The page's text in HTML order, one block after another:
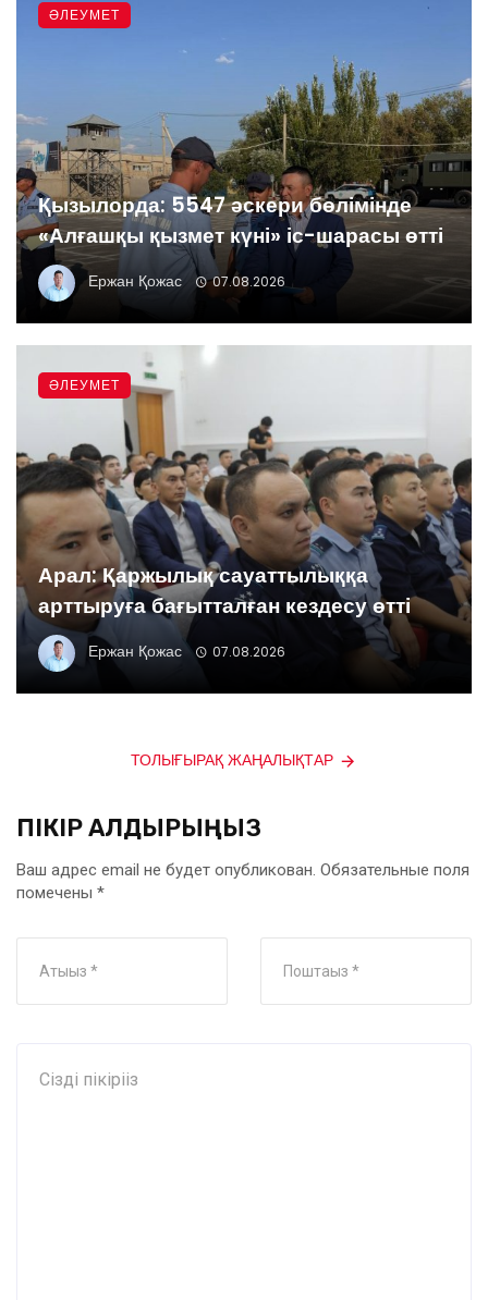
Қызылорда: 5547 әскери бөлімінде
«Алғашқы қызмет күні» іс-шарасы өтті
Ержан Қожас 07.08.2026
ӘЛЕУМЕТ
Арал: Қаржылық сауаттылыққа
арттыруға бағытталған кездесу өтті
Ержан Қожас 07.08.2026
ӘЛЕУМЕТ
ТОЛЫҒЫРАҚ ЖАҢАЛЫҚТАР
ПІКІР ҚАЛДЫРЫҢЫЗ
Ваш адрес email не будет опубликован. Обязательные поля
помечены *